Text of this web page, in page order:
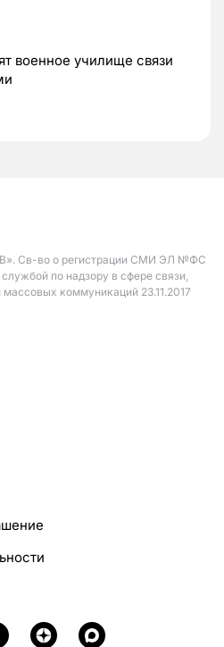
военное училище связи
Св-во о регистрации СМИ ЭЛ №ФС
по надзору в сфере связи,
коммуникаций 23.11.2017